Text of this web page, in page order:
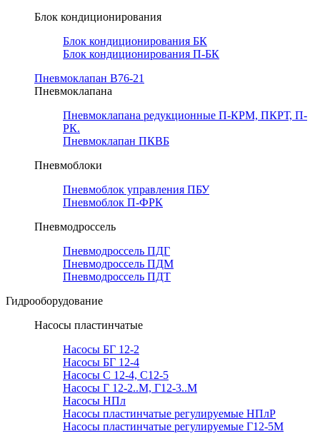
Блок кондиционирования
Блок кондиционирования БК
Блок кондиционирования П-БК
Пневмоклапан В76-21
Пневмоклапана
Пневмоклапана редукционные П-КРМ, ПКРТ, П-
РК.
Пневмоклапан ПКВБ
Пневмоблоки
Пневмоблок управления ПБУ
Пневмоблок П-ФРК
Пневмодроссель
Пневмодроссель ПДГ
Пневмодроссель ПДМ
Пневмодроссель ПДТ
Гидрооборудование
Насосы пластинчатые
Насосы БГ 12-2
Насосы БГ 12-4
Насосы С 12-4, С12-5
Насосы Г 12-2..М, Г12-3..М
Насосы НПл
Насосы пластинчатые регулируемые НПлР
Насосы пластинчатые регулируемые Г12-5М